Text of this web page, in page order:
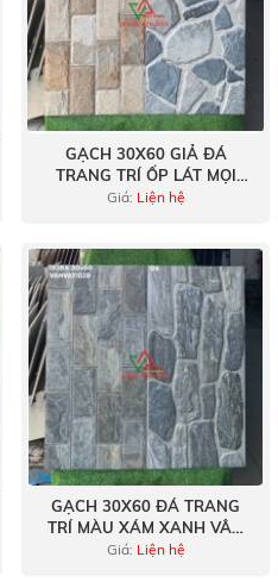
GẠCH 30X60 GIẢ ĐÁ
TRANG TRÍ ỐP LÁT MỌI
KHÔNG GIAN
Giá: Liện hệ
GẠCH 30X60 ĐÁ TRANG
TRÍ MÀU XÁM XANH VÂN
ĐÁ CHẺ TỰ NHIÊN VIỆT
Giá: Liện hệ